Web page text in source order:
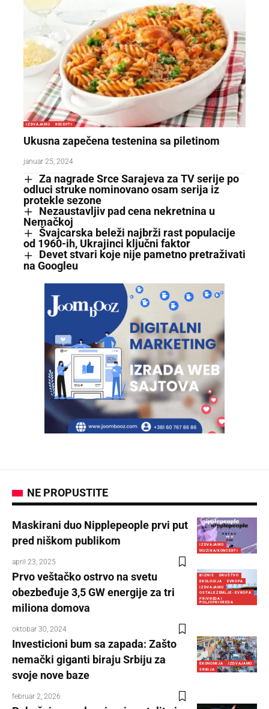
IZDVAJAMO RECEPTI
Ukusna zapečena testenina sa piletinom
januar 25, 2024
Za nagrade Srce Sarajeva za TV serije po
odluci struke nominovano osam serija iz
protekle sezone
Nezaustavljiv pad cena nekretnina u
Nemačkoj
Švajcarska beleži najbrži rast populacije
od 1960-ih, Ukrajinci ključni faktor
Devet stvari koje nije pametno pretraživati
na Googleu
NE PROPUSTITE
IZDVAJAMO
MUZIKA/KONCERTI
Maskirani duo Nipplepeople prvi put
pred niškom publikom
april 23, 2025
BIZNIS
DRUŠTVO
EKOLOGIJA
EVROPA
IZDVAJAMO
OSTALE ZEMLJE - EVROPA
PRIVREDA I
POLJOPRIVREDA
Prvo veštačko ostrvo na svetu
obezbeđuje 3,5 GW energije za tri
miliona domova
oktobar 30, 2024
EKONOMIJA
IZDVAJAMO
SRBIJA
Investicioni bum sa zapada: Zašto
nemački giganti biraju Srbiju za
svoje nove baze
februar 2, 2026